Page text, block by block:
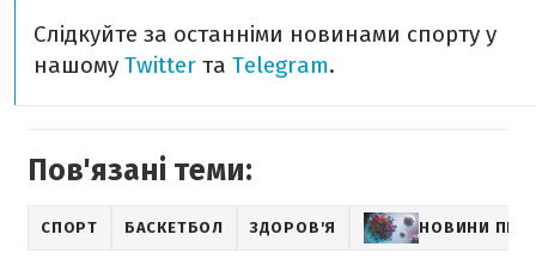
Слідкуйте за останніми новинами спорту у
нашому Twitter та Telegram.
Пов'язані теми:
СПОРТ БАСКЕТБОЛ ЗДОРОВ'Я НОВИНИ ПРО